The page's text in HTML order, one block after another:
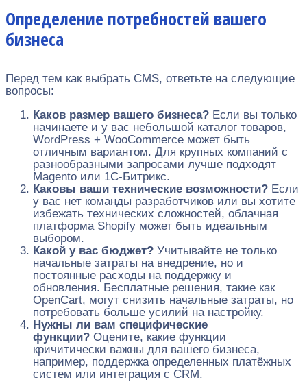
Определение потребностей вашего
бизнеса
Перед тем как выбрать CMS, ответьте на следующие
вопросы:
Каков размер вашего бизнеса? Если вы только
начинаете и у вас небольшой каталог товаров,
WordPress + WooCommerce может быть
отличным вариантом. Для крупных компаний с
разнообразными запросами лучше подходят
Magento или 1C-Битрикс.
Каковы ваши технические возможности? Если
у вас нет команды разработчиков или вы хотите
избежать технических сложностей, облачная
платформа Shopify может быть идеальным
выбором.
Какой у вас бюджет? Учитывайте не только
начальные затраты на внедрение, но и
постоянные расходы на поддержку и
обновления. Бесплатные решения, такие как
OpenCart, могут снизить начальные затраты, но
потребовать больше усилий на настройку.
Нужны ли вам специфические
функции? Оцените, какие функции
кричитически важны для вашего бизнеса,
например, поддержка определенных платёжных
систем или интеграция с CRM.